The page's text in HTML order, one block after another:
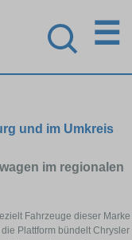
☰
und im Umkreis
im regionalen
Fahrzeuge dieser Marke
Plattform bündelt Chrysler